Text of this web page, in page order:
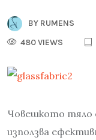
BY RUMENS
480 VIEWS
Човешкото тяло
използва